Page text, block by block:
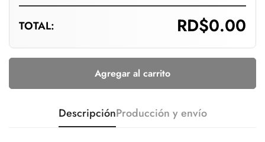
TOTAL: RD$0.00
Agregar al carrito
DescripciónProducción y envío